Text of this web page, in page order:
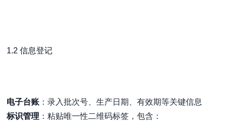
1.2 信息登记
电子台账 ：录入批次号、生产日期、有效期等关键信息
标识管理 ：粘贴唯一性二维码标签，包含：